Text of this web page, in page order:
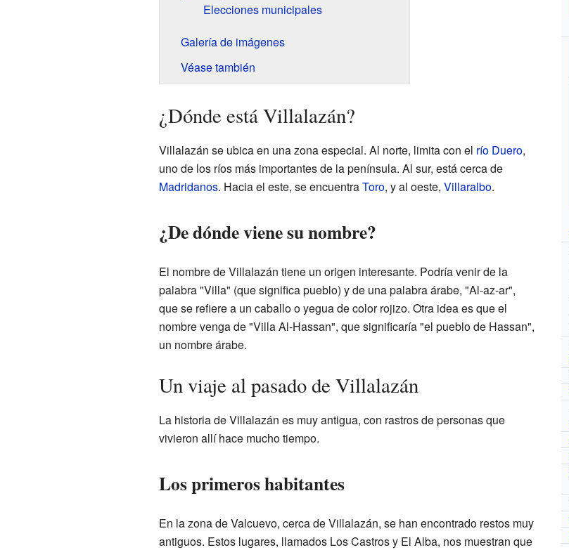
Elecciones municipales
Galería de imágenes
Véase también
¿Dónde está Villalazán?
Villalazán se ubica en una zona especial. Al norte, limita con el río Duero,
uno de los ríos más importantes de la península. Al sur, está cerca de
Madridanos. Hacia el este, se encuentraToro, y al oeste, Villaralbo.
¿De dónde viene su nombre?
El nombre de Villalazán tiene un origen interesante. Podría venir de la
palabra "Villa" (que significa pueblo) y de una palabra árabe, "Al-az-ar",
que se refiere a un caballo o yegua de color rojizo. Otra idea es que el
nombre venga de "Villa Al-Hassan", que significaría "el pueblo de Hassan",
un nombre árabe.
Un viaje al pasado de Villalazán
La historia de Villalazán es muy antigua, con rastros de personas que
vivieron allí hace mucho tiempo.
Los primeros habitantes
En la zona de Valcuevo, cerca de Villalazán, se han encontrado restos muy
antiguos. Estos lugares, llamados Los Castros y El Alba, nos muestran que